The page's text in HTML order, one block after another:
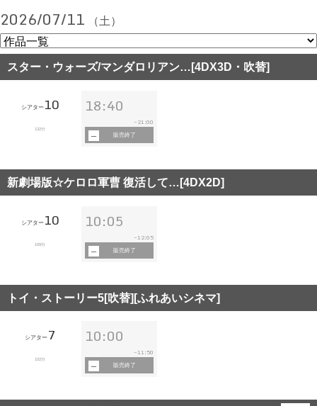
2026/07/11 （土）
スター・ウォーズ/マンダロリアン…[4DX3D・吹替]
シアター10
132分
18:40
~ 21:00
販売終了
新劇場版☆ケロロ軍曹 復活して…[4DX2D]
シアター10
109分
10:05
~ 12:05
販売終了
トイ・ストーリー5[吹替][ふれあいシネマ]
シアター 7
102分
10:00
~11:50
販売終了